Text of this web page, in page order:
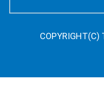
COPYRIGHT(C)